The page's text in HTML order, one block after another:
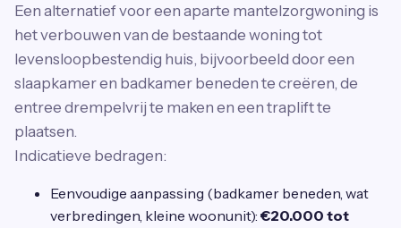
Een alternatief voor een aparte mantelzorgwoning is
het verbouwen van de bestaande woning tot
levensloopbestendig huis, bijvoorbeeld door een
slaapkamer en badkamer beneden te creëren, de
entree drempelvrij te maken en een traplift te
plaatsen.
Indicatieve bedragen:
Eenvoudige aanpassing (badkamer beneden, wat
verbredingen, kleine woonunit): €20.000 tot